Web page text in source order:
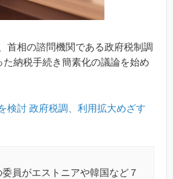
首相の諮問機関である政府税制調
納税手続き簡素化の議論を始め
検討 政府税調、利用拡大めざす
員がエストニアや韓国など７